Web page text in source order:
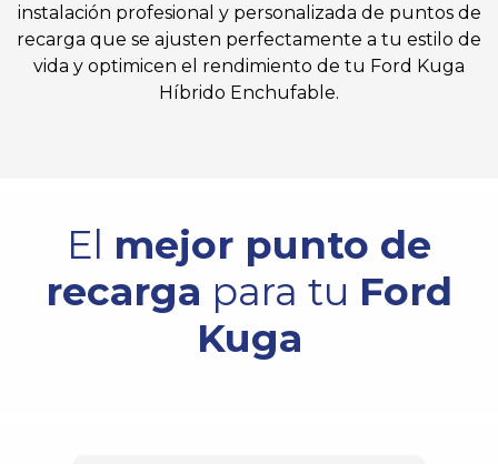
instalación profesional y personalizada de puntos de
recarga que se ajusten perfectamente a tu estilo de
vida y optimicen el rendimiento de tu Ford Kuga
Híbrido Enchufable.
El mejor punto de
recarga para tu Ford
Kuga